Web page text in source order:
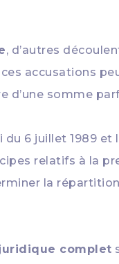
, d’autres
accusations
d’une somme
6 juillet 1989
relatifs à la
la
complet